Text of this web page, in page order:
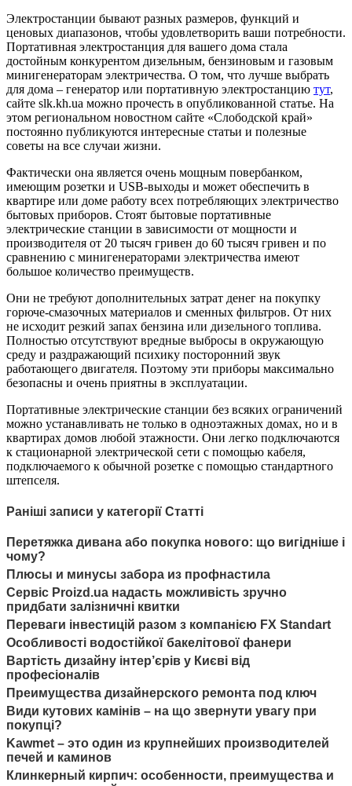
Электростанции бывают разных размеров, функций и
ценовых диапазонов, чтобы удовлетворить ваши потребности.
Портативная электростанция для вашего дома стала
достойным конкурентом дизельным, бензиновым и газовым
минигенераторам электричества. О том, что лучше выбрать
для дома – генератор или портативную электростанцию тут,
сайте slk.kh.ua можно прочесть в опубликованной статье. На
этом региональном новостном сайте «Слободской край»
постоянно публикуются интересные статьи и полезные
советы на все случаи жизни.
Фактически она является очень мощным повербанком,
имеющим розетки и USB-выходы и может обеспечить в
квартире или доме работу всех потребляющих электричество
бытовых приборов. Стоят бытовые портативные
электрические станции в зависимости от мощности и
производителя от 20 тысяч гривен до 60 тысяч гривен и по
сравнению с минигенераторами электричества имеют
большое количество преимуществ.
Они не требуют дополнительных затрат денег на покупку
горюче-смазочных материалов и сменных фильтров. От них
не исходит резкий запах бензина или дизельного топлива.
Полностью отсутствуют вредные выбросы в окружающую
среду и раздражающий психику посторонний звук
работающего двигателя. Поэтому эти приборы максимально
безопасны и очень приятны в эксплуатации.
Портативные электрические станции без всяких ограничений
можно устанавливать не только в одноэтажных домах, но и в
квартирах домов любой этажности. Они легко подключаются
к стационарной электрической сети с помощью кабеля,
подключаемого к обычной розетке с помощью стандартного
штепселя.
Раніші записи у категорії Статті
Перетяжка дивана або покупка нового: що вигідніше і
чому?
Плюсы и минусы забора из профнастила
Сервіс Proizd.ua надасть можливість зручно
придбати залізничні квитки
Переваги інвестицій разом з компанією FX Standart
Особливості водостійкої бакелітової фанери
Вартість дизайну інтер’єрів у Києві від
професіоналів
Преимущества дизайнерского ремонта под ключ
Види кутових камінів – на що звернути увагу при
покупці?
Kawmet – это один из крупнейших производителей
печей и каминов
Клинкерный кирпич: особенности, преимущества и